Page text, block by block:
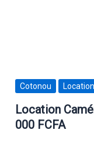
Cotonou
Location
000 FCFA